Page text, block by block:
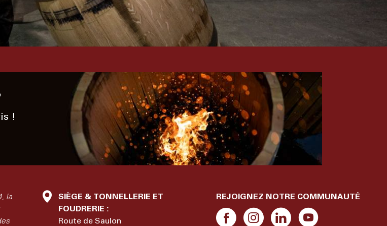
!
la
SIÈGE & TONNELLERIE ET
FOUDRERIE :
Route de Saulon
REJOIGNEZ NOTRE COMMUNAUTÉ